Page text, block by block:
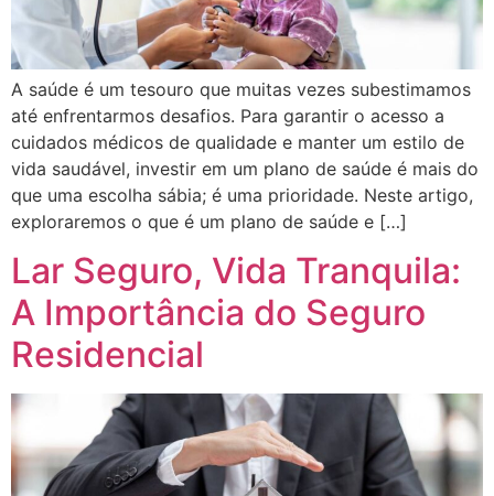
A saúde é um tesouro que muitas vezes subestimamos
até enfrentarmos desafios. Para garantir o acesso a
cuidados médicos de qualidade e manter um estilo de
vida saudável, investir em um plano de saúde é mais do
que uma escolha sábia; é uma prioridade. Neste artigo,
exploraremos o que é um plano de saúde e […]
Lar Seguro, Vida Tranquila:
A Importância do Seguro
Residencial